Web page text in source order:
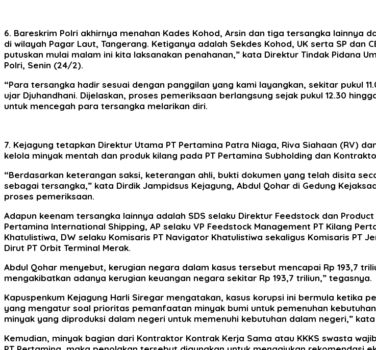
6. Bareskrim Polri akhirnya menahan Kades Kohod, Arsin dan tiga tersangka lainnya
di wilayah Pagar Laut, Tangerang. Ketiganya adalah Sekdes Kohod, UK serta SP
putuskan mulai malam ini kita laksanakan penahanan,” kata Direktur Tindak Pidana
Polri, Senin (24/2).
“Para tersangka hadir sesuai dengan panggilan yang kami layangkan, sekitar pukul
ujar Djuhandhani. Dijelaskan, proses pemeriksaan berlangsung sejak pukul 12.30
untuk mencegah para tersangka melarikan diri.
7. Kejagung tetapkan Direktur Utama PT Pertamina Patra Niaga, Riva Siahaan (RV)
kelola minyak mentah dan produk kilang pada PT Pertamina Subholding dan
“Berdasarkan keterangan saksi, keterangan ahli, bukti dokumen yang telah disita
sebagai tersangka,” kata Dirdik Jampidsus Kejagung, Abdul Qohar di Gedung
proses pemeriksaan.
Adapun keenam tersangka lainnya adalah SDS selaku Direktur Feedstock dan
Pertamina International Shipping, AP selaku VP Feedstock Management PT Kilang
Khatulistiwa, DW selaku Komisaris PT Navigator Khatulistiwa sekaligus Komisaris PT
Dirut PT Orbit Terminal Merak.
Abdul Qohar menyebut, kerugian negara dalam kasus tersebut mencapai Rp 193,7
mengakibatkan adanya kerugian keuangan negara sekitar Rp 193,7 triliun,” tegasnya.
Kapuspenkum Kejagung Harli Siregar mengatakan, kasus korupsi ini bermula ketika
yang mengatur soal prioritas pemanfaatan minyak bumi untuk pemenuhan
minyak yang diproduksi dalam negeri untuk memenuhi kebutuhan dalam negeri,” kata
Kemudian, minyak bagian dari Kontraktor Kontrak Kerja Sama atau KKKS swasta